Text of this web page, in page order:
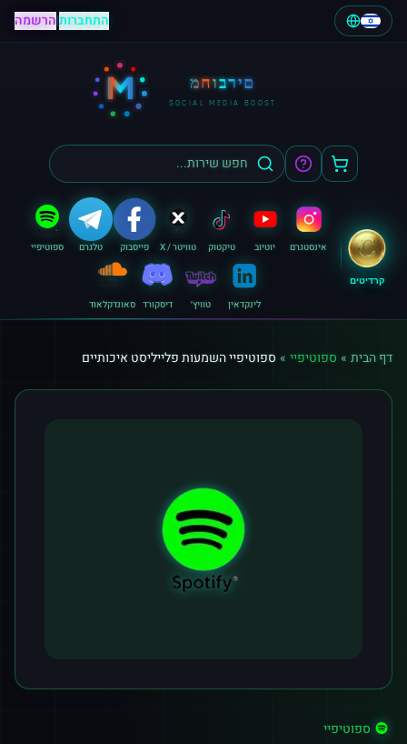
התחברות|הרשמה
M מחוברים
SOCIAL MEDIA BOOST
קרדיטים
אינסטגרם יוטיוב טיקטוק טוויטר / X פייסבוק טלגרם ספוטיפיי
לינקדאין טוויץ׳ דיסקורד סאונדקלאוד
דף הבית » ספוטיפיי » ספוטיפיי השמעות פלייליסט איכותיים
ספוטיפיי